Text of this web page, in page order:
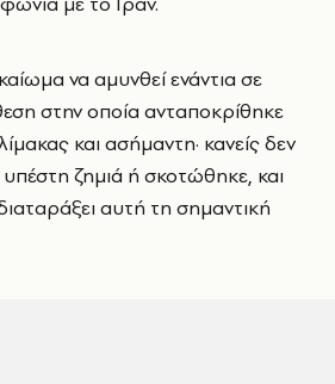
να αμυνθεί ενάντια σε
στην οποία ανταποκρίθηκε
και ασήμαντη· κανείς δεν
ζημιά ή σκοτώθηκε, και
αυτή τη σημαντική